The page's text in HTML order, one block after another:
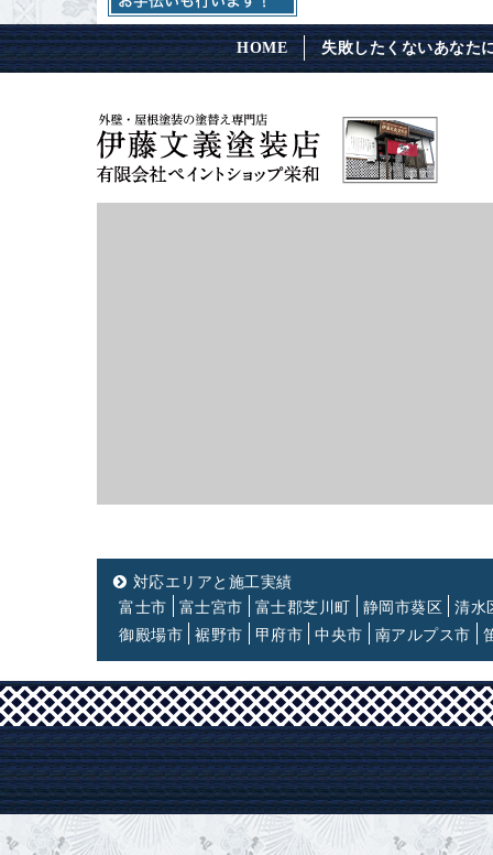
HOME 失敗したくないあなた
対応エリアと施工実績
富士市
富士宮市 富士郡芝川町 静岡市葵区
清水
御殿場市
裾野市 甲府市 中央市 南アルプス市